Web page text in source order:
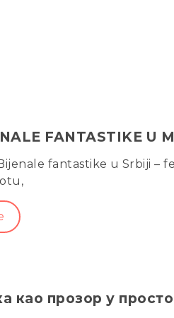
FANTASTIKE U
fantastike u Srbiji –
као прозор у